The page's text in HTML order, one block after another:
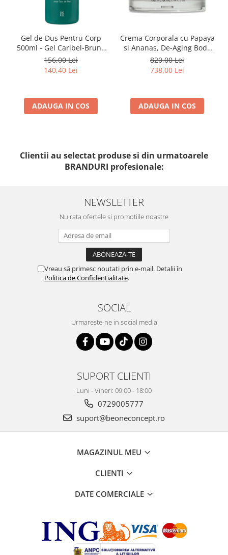
Gel de Dus Pentru Corp
500ml - Gel Caribel-Bruno
Vassari
156,00 Lei
140,40 Lei
ADAUGA IN COS
Crema Corporala cu Papaya
si Ananas, De-Aging Body
Balm Papaya Pineapple -
150ml
820,00 Lei
738,00 Lei
ADAUGA IN COS
Clientii au selectat produse si din urmatoarele
BRANDURI profesionale:
NEWSLETTER
Nu rata ofertele si promotiile noastre
Vreau să primesc noutati prin e-mail. Detalii în
Politica de Confidențialitate.
SOCIAL
Urmareste-ne in social media
SUPORT CLIENTI
Luni - Vineri: 09:00 - 18:00
0729005777
suport@beoneconcept.ro
MAGAZINUL MEU
CLIENTI
DATE COMERCIALE